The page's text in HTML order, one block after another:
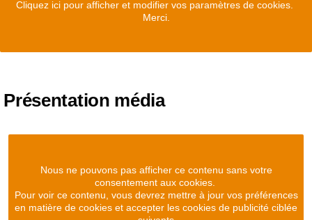
Cliquez ici pour afficher et modifier vos paramètres de cookies.
Merci.
Présentation média
Nous ne pouvons pas afficher ce contenu sans votre
consentement aux cookies.
Pour voir ce contenu, vous devrez mettre à jour vos préférences
en matière de cookies et accepter les cookies de publicité ciblée